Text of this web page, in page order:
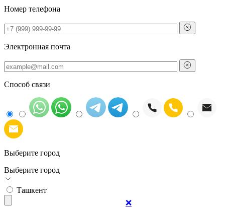
Номер телефона
Электронная почта
Способ связи
Выберите город
Выберите город
Ташкент
❌